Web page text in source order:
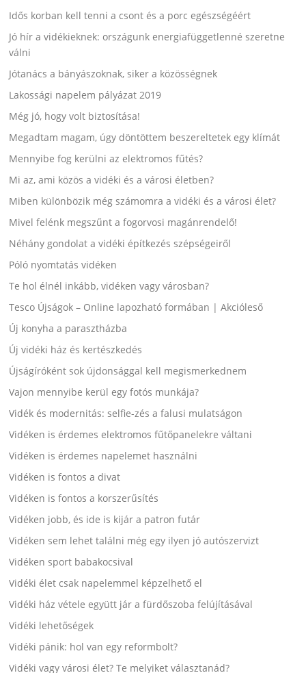
Idős korban kell tenni a csont és a porc egészségéért
Jó hír a vidékieknek: országunk energiafüggetlenné szeretne
válni
Jótanács a bányászoknak, siker a közösségnek
Lakossági napelem pályázat 2019
Még jó, hogy volt biztosítása!
Megadtam magam, úgy döntöttem beszereltetek egy klímát
Mennyibe fog kerülni az elektromos fűtés?
Mi az, ami közös a vidéki és a városi életben?
Miben különbözik még számomra a vidéki és a városi élet?
Mivel felénk megszűnt a fogorvosi magánrendelő!
Néhány gondolat a vidéki építkezés szépségeiről
Póló nyomtatás vidéken
Te hol élnél inkább, vidéken vagy városban?
Tesco Újságok – Online lapozható formában | Akcióleső
Új konyha a parasztházba
Új vidéki ház és kertészkedés
Újságíróként sok újdonsággal kell megismerkednem
Vajon mennyibe kerül egy fotós munkája?
Vidék és modernitás: selfie-zés a falusi mulatságon
Vidéken is érdemes elektromos fűtőpanelekre váltani
Vidéken is érdemes napelemet használni
Vidéken is fontos a divat
Vidéken is fontos a korszerűsítés
Vidéken jobb, és ide is kijár a patron futár
Vidéken sem lehet találni még egy ilyen jó autószervizt
Vidéken sport babakocsival
Vidéki élet csak napelemmel képzelhető el
Vidéki ház vétele együtt jár a fürdőszoba felújításával
Vidéki lehetőségek
Vidéki pánik: hol van egy reformbolt?
Vidéki vagy városi élet? Te melyiket választanád?